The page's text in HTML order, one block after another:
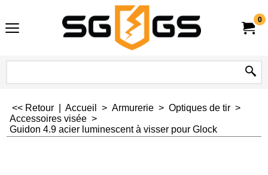
0
<< Retour Accueil > Armurerie > Optiques de tir >
Accessoires visée >
Guidon 4.9 acier luminescent à visser pour Glock